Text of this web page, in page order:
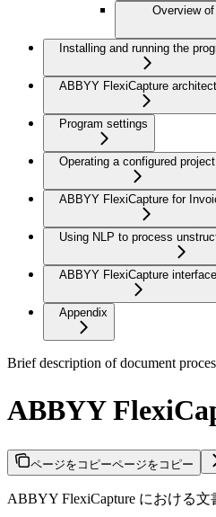
Overview
Installing and running the
ABBYY FlexiCapture
Program settings
Operating a configured project
ABBYY FlexiCapture for
Using NLP to process
ABBYY FlexiCapture interface
Appendix
Brief description of document
ABBYY
ページをコピーページをコピー
ABBYY FlexiCapture における